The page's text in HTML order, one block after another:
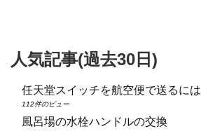
人気記事(過去30日)
任天堂スイッチを航空便で送るには
112件のビュー
風呂場の水栓ハンドルの交換